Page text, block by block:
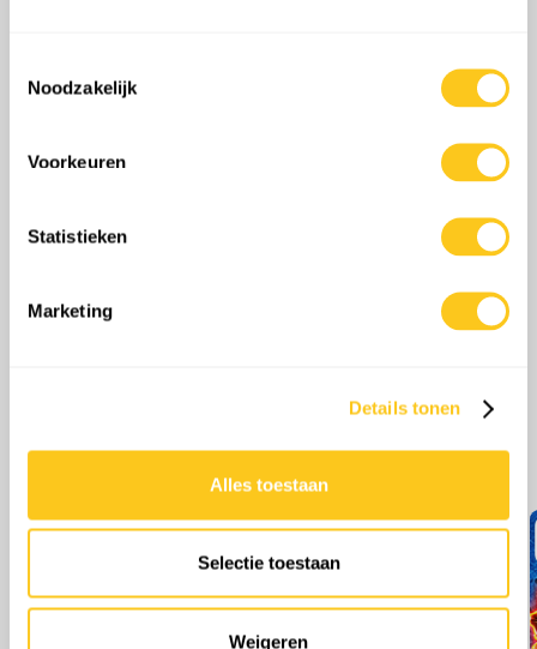
Informatie verzamelen over uw geografische
locatie, die tot een paar meter nauwkeurig kan zijn
scannen op specifieke eigenschappen (fingerprinting)
detailgedeeltein.
U kunt uw toestemming op elk moment wijzigen of
We gebruiken cookies om content en advertenties te
informatie over uw gebruik van onze site met onze
informatie die u aan ze heeft verstrekt of die ze hebben
verzameld op basis van uw gebruik van hun services.
Noodzakelijk
Voorkeuren
Statistieken
Marketing
Details tonen
Alles toestaan
Selectie toestaan
Weigeren
0Opmerkingen
Meer afleveringen